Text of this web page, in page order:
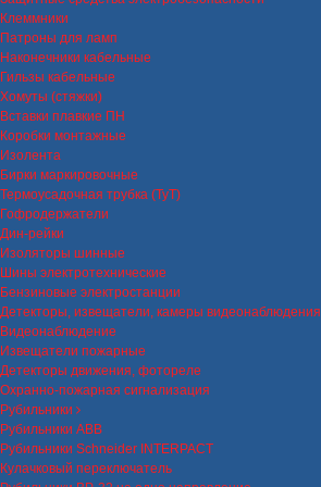
Клеммники
Патроны для ламп
Наконечники кабельные
Гильзы кабельные
Хомуты (стяжки)
Вставки плавкие ПН
Коробки монтажные
Изолента
Бирки маркировочные
Термоусадочная трубка (ТуТ)
Гофродержатели
Дин-рейки
Изоляторы шинные
Шины электротехнические
Бензиновые электростанции
Детекторы, извещатели, камеры видеонаблюдения
Видеонаблюдение
Извещатели пожарные
Детекторы движения, фотореле
Охранно-пожарная сигнализация
Рубильники
Рубильники ABB
Рубильники Schneider INTERPACT
Кулачковый переключатель